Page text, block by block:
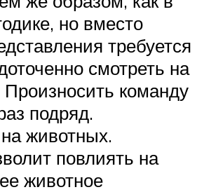
но вместо
требуется
смотреть на
команду
подряд.
животных.
повлиять на
животное